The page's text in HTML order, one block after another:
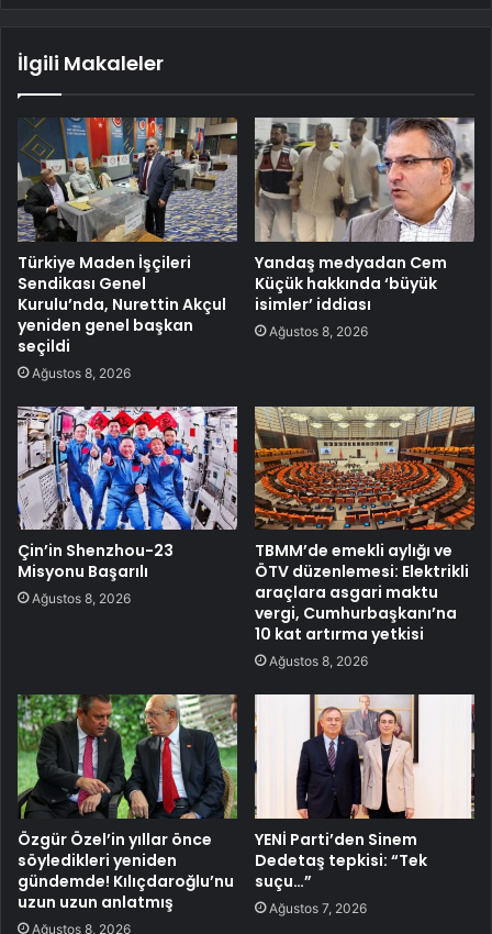
İlgili Makaleler
Türkiye Maden İşçileri
Sendikası Genel
Kurulu’nda, Nurettin Akçul
yeniden genel başkan
seçildi
Ağustos 8, 2026
Yandaş medyadan Cem
Küçük hakkında ‘büyük
isimler’ iddiası
Ağustos 8, 2026
Çin’in Shenzhou-23
Misyonu Başarılı
Ağustos 8, 2026
TBMM’de emekli aylığı ve
ÖTV düzenlemesi: Elektrikli
araçlara asgari maktu
vergi, Cumhurbaşkanı’na
10 kat artırma yetkisi
Ağustos 8, 2026
Özgür Özel’in yıllar önce
söyledikleri yeniden
gündemde! Kılıçdaroğlu’nu
uzun uzun anlatmış
Ağustos 8, 2026
YENİ Parti’den Sinem
Dedetaş tepkisi: “Tek
suçu…”
Ağustos 7, 2026